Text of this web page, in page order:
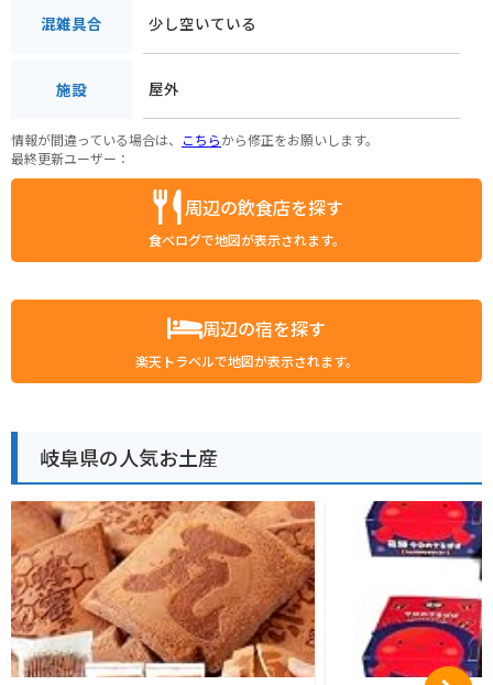
混雑具合 少し空いている
施設 屋外
情報が間違っている場合は、 こちらから修正をお願いします。
最終更新ユーザー：
周辺の飲食店を探す
食べログで地図が表示されます。
周辺の宿を探す
楽天トラベルで地図が表示されます。
岐阜県の人気お土産